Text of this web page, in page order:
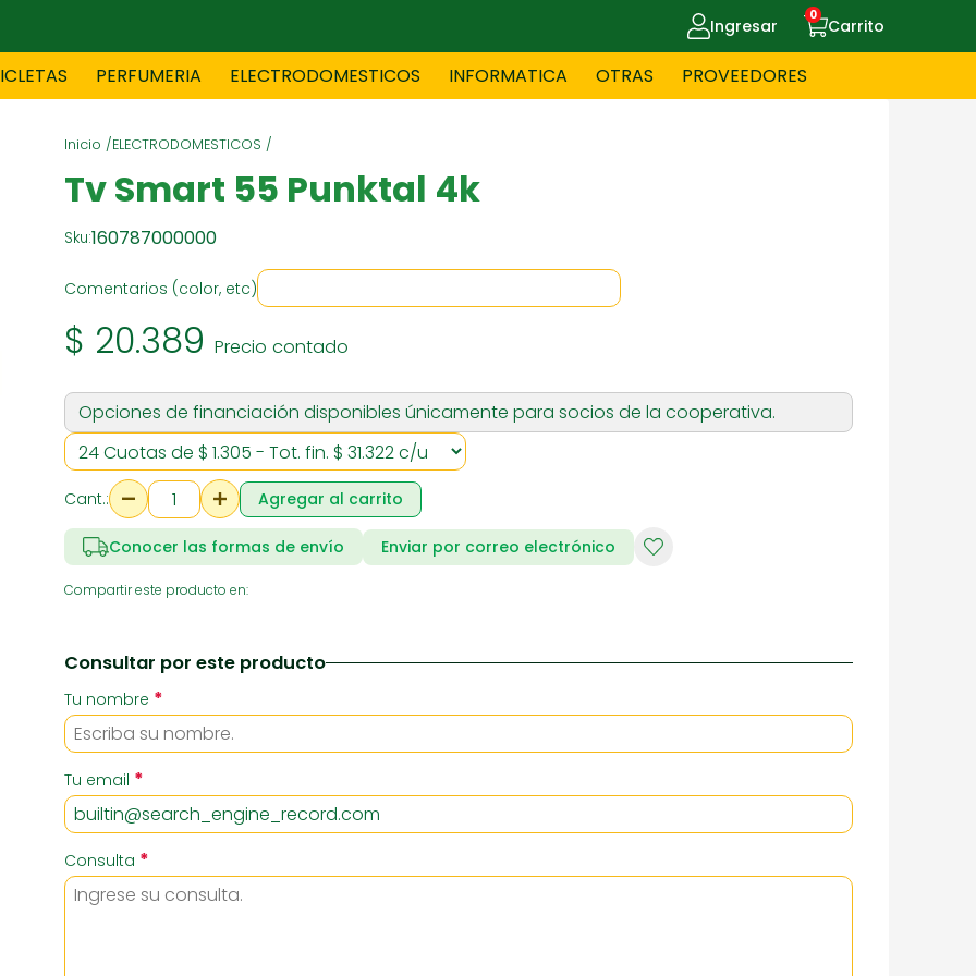
Ingresar Carrito
0
PERFUMERIA ELECTRODOMESTICOS INFORMATICA OTRAS
BLANCO BOUTIQUE MASCOTAS
ELECTRODOMESTICOS FITNESS
MUEBLERIA NIÑOS - BEBES
SUPERMERCADO ZAPATERIA DE DAMAS
PROVEEDORES
Inicio /ELECTRODOMESTICOS /
Tv Smart 55 Punktal 4k
Sku:160787000000
Comentarios (color, etc)
$ 20.389 Precio contado
Opciones de financiación disponibles únicamente para socios de la cooperativa.
Cant.: Agregar al carrito
Conocer las formas de envío Enviar por correo electrónico
Compartir este producto en:
Consultar por este producto
Tu nombre *
Tu email *
Consulta *